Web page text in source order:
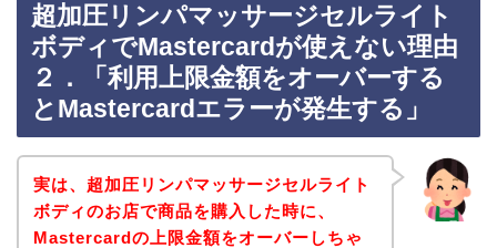
超加圧リンパマッサージセルライト
ボディでMastercardが使えない理由
２．「利用上限金額をオーバーする
とMastercardエラーが発生する」
実は、超加圧リンパマッサージセルライト
ボディのお店で商品を購入した時に、
Mastercardの上限金額をオーバーしちゃ